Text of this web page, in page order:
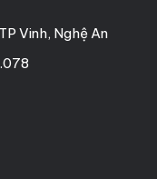
Vinh, Nghệ An